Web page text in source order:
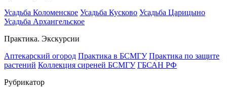
Усадьба Коломенское Усадьба Кусково Усадьба Царицыно
Усадьба Архангельское
Практика. Экскурсии
Аптекарский огород Практика в БСМГУ Практика по защите
растений Коллекция сиреней БСМГУ ГБСАН РФ
Рубрикатор